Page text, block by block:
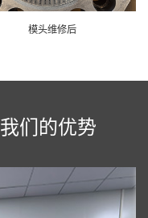
模头维修后
我们的优势